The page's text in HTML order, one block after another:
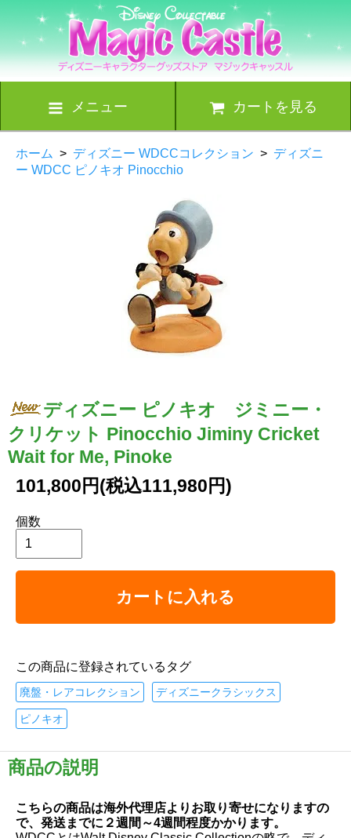
メニュー カートを見る
ホーム > ディズニー WDCCコレクション > ディズニ
ー WDCC ピノキオ Pinocchio
ディズニー ピノキオ ジミニー・
クリケット Pinocchio Jiminy Cricket
Wait for Me, Pinoke
101,800円(税込111,980円)
個数
カートに入れる
この商品に登録されているタグ
廃盤・レアコレクション ディズニークラシックス
ピノキオ
商品の説明
こちらの商品は海外代理店よりお取り寄せになりますの
で、発送までに２週間～4週間程度かかります。